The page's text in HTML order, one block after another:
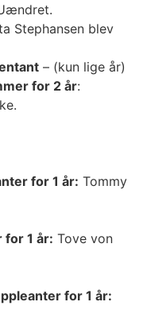
Stephansen blev
– (kun lige år)
for 2 år:
for 1 år: Tommy
for 1 år: Tove von
for 1 år: